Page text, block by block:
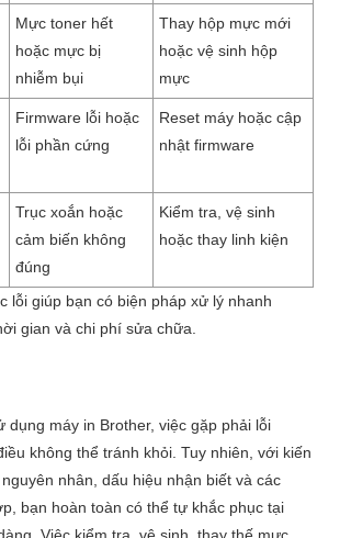
Mực toner hết
hoặc mực bị
nhiễm bụi
Thay hộp mực mới
hoặc vệ sinh hộp
mực
Firmware lỗi hoặc
lỗi phần cứng
Reset máy hoặc cập
nhật firmware
Trục xoắn hoặc
cảm biến không
đúng
Kiểm tra, vệ sinh
hoặc thay linh kiện
lỗi giúp bạn có biện pháp xử lý nhanh
gian và chi phí sửa chữa.
dụng máy in Brother, việc gặp phải lỗi
không thể tránh khỏi. Tuy nhiên, với kiến
nhân, dấu hiệu nhận biết và các
bạn hoàn toàn có thể tự khắc phục tại
Việc kiểm tra, vệ sinh, thay thế mực